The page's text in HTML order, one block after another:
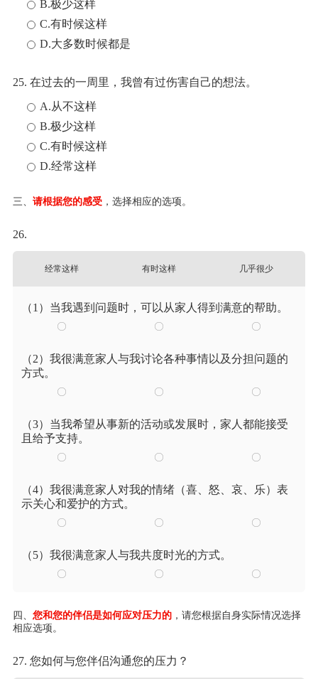
B.极少这样
C.有时候这样
D.大多数时候都是
25. 在过去的一周里，我曾有过伤害自己的想法。
A.从不这样
B.极少这样
C.有时候这样
D.经常这样
三、 请根据您的感受 ，选择相应的选项。
26.
经常这样 有时这样 几乎很少
（1）当我遇到问题时，可以从家人得到满意的帮助。
（2）我很满意家人与我讨论各种事情以及分担问题的
方式。
（3）当我希望从事新的活动或发展时，家人都能接受
且给予支持。
（4）我很满意家人对我的情绪（喜、怒、哀、乐）表
示关心和爱护的方式。
（5）我很满意家人与我共度时光的方式。
四、 您和您的伴侣是如何应对压力的 ，请您根据自身实际情况选择
相应选项。
27. 您如何与您伴侣沟通您的压力？